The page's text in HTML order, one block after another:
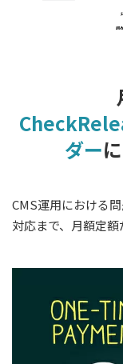
ダー
CMS運用における
対応まで、月額定